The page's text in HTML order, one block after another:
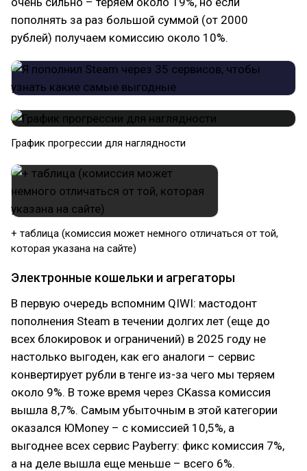
пополнять за раз большой суммой (от 2000
рублей) получаем комиссию около 10%.
График прогрессии для наглядности
+ таблица (комиссия может немного отличаться от той,
которая указана на сайте)
Электронные кошельки и агрегаторы
В первую очередь вспомним QIWI: мастодонт
пополнения Steam в течении долгих лет (еще до
всех блокировок и ограничений) в 2025 году не
настолько выгоден, как его аналоги – сервис
конвертирует рубли в тенге из-за чего мы теряем
около 9%. В тоже время через CKassa комиссия
вышла 8,7%. Самым убыточным в этой категории
оказался ЮMoney – с комиссией 10,5%, а
выгоднее всех сервис Payberry: фикс комиссия 7%,
а на деле вышла еще меньше – всего 6%.